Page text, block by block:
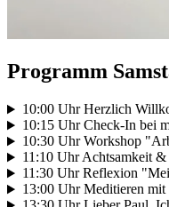
Programm
10:00 Uhr Herzlich
10:15 Uhr Check-In bei
10:30 Uhr Workshop
11:10 Uhr Achtsamkeit
11:30 Uhr Reflexion
13:00 Uhr Meditieren mit